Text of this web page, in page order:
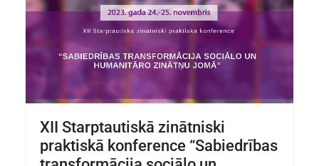
XII Starptautiskā zinātniski
praktiskā konference “Sabiedrības